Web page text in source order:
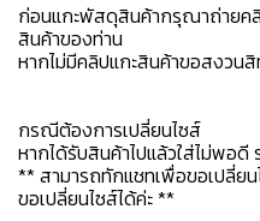
ก่อนแกะพัสดุสินค้ากรุณาถ่ายค
สินค้าของท่าน
หากไม่มีคลิปแกะสินค้าขอสงวนสิ
กรณีต้องการเปลี่ยนไซส์
หากได้รับสินค้าไปแล้วใส่ไม่พอ
** สามารถทักแชทเพื่อขอเปลี่ย
ขอเปลี่ยนไซส์ได้ค่ะ **